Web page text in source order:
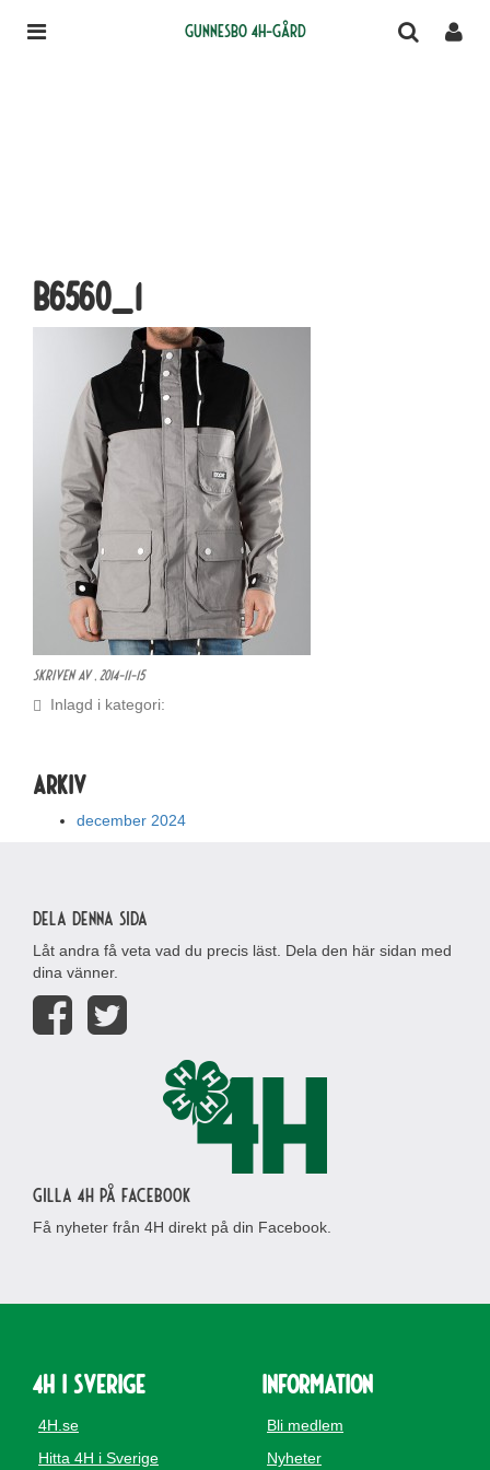
Gunnesbo 4H-gård
B6560_1
Skriven av ,2014-11-15
Inlagd i kategori:
Arkiv
december 2024
Dela denna sida
Låt andra få veta vad du precis läst. Dela den här sidan med
dina vänner.
Gilla 4H på Facebook
Få nyheter från 4H direkt på din Facebook.
4H i Sverige
4H.se
Hitta 4H i Sverige
Information
Bli medlem
Nyheter